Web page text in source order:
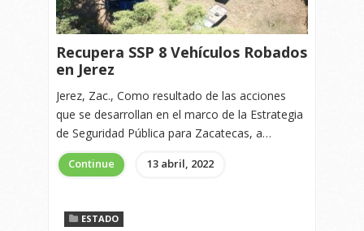
Recupera SSP 8 Vehículos Robados
en Jerez
Jerez, Zac., Como resultado de las acciones
que se desarrollan en el marco de la Estrategia
de Seguridad Pública para Zacatecas, a…
Continue 13 abril, 2022
ESTADO